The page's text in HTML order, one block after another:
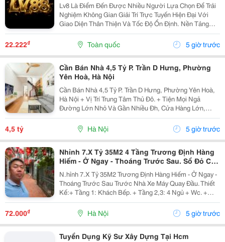
Lv8 Là Điểm Đến Được Nhiều Người Lựa Chọn Để Trải
Nghiệm Không Gian Giải Trí Trực Tuyến Hiện Đại Với
Giao Diện Thân Thiện Và Tốc Độ Ổn Định. Nền Tảng
Cung Cấp Đa Dạng Trò Chơi, Cập Nhật Thường Xuyên,
Hỗ Trợ Trên Nhiều Thiết Bị Và Mang Đến Trải Nghiệm...
22.222₫ Toàn quốc 5 giờ trước
Cần Bán Nhà 4,5 Tỷ P. Trần D Hưng, Phường
Yên Hoà, Hà Nội
Cần Bán Nhà 4,5 Tỷ P. Trần D Hưng, Phường Yên Hoà,
Hà Nội + Vị Trí Trung Tâm Thủ Đô. + Tiện Mọi Ngả
Đường Lớn Nhỏ Và Gần Nhiều Đh, Cửa Hàng Lớn,
V.v... + Diện Tích Gia Đình Sử Dụng Tất Được Là 95 M2.
+ Ô-Tô Vào Cửa, Nhà Có 2 Tầng. + Sổ Đỏ Chính...
4,5 tỷ Hà Nội 5 giờ trước
Nhỉnh 7.X Tỷ 35M2 4 Tầng Trương Định Hàng
Hiếm - Ở Ngay - Thoáng Trước Sau. Sổ Đỏ Cất
Két
N.hỉnh 7.X Tỷ 35M2 Trương Định Hàng Hiếm - Ở Ngay -
Thoáng Trước Sau Trước Nhà Xe Máy Quay Đầu. Thiết
Kế:+ Tầng 1: Khách Bếp. + Tầng 2,3: 4 Ngủ + Wc. +
Tầng 4: Phòng Thờ Sân Phơi Rộng Rãi. + Gần Trường,
Gần Chợ + Giao Thông Thuận Tiện. Sổ Đỏ...
72.000₫ Hà Nội 5 giờ trước
Tuyển Dụng Kỹ Sư Xây Dựng Tại Hcm